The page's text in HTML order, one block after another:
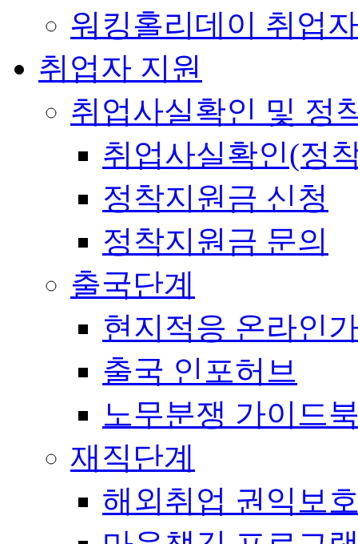
워킹홀리데이 취업
취업자 지원
취업사실확인 및 정
취업사실확인(정
정착지원금 신청
정착지원금 문의
출국단계
현지적응 온라인
출국 인포허브
노무분쟁 가이드
재직단계
해외취업 권익보